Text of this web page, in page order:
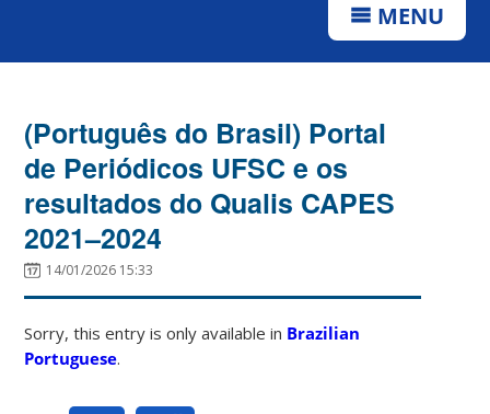
MENU
(Português do Brasil) Portal
de Periódicos UFSC e os
resultados do Qualis CAPES
2021–2024
14/01/2026 15:33
Sorry, this entry is only available in Brazilian
Portuguese.